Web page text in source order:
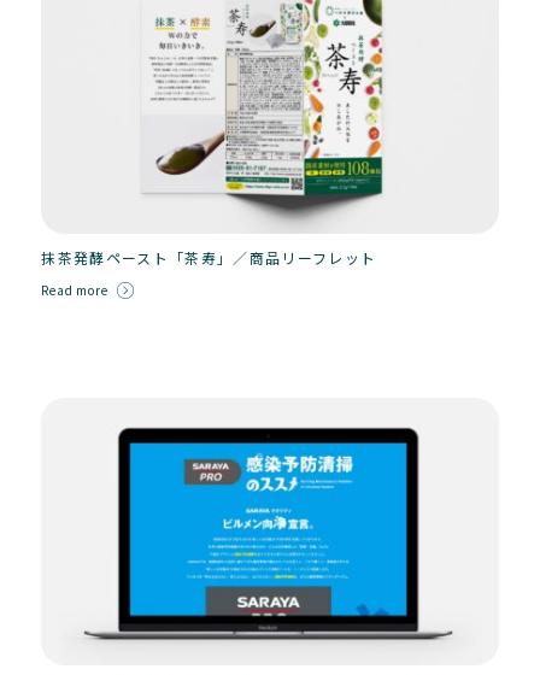
抹茶発酵ペースト「茶寿」／商品リーフレット
Read more